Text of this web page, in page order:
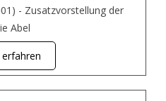
- Zusatzvorstellung der
Abel